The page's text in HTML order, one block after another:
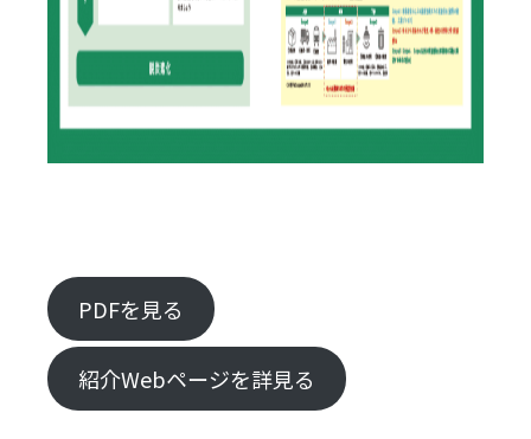
PDFを見る
紹介Webページを詳見る